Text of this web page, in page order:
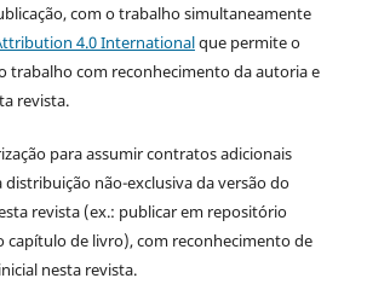
com o trabalho simultaneamente
4.0 Internationalque permite o
trabalho com reconhecimento da autoria e
revista.
para assumir contratos adicionais
não-exclusiva da versão do
revista (ex.: publicar em repositório
capítulo de livro), com reconhecimento de
nesta revista.